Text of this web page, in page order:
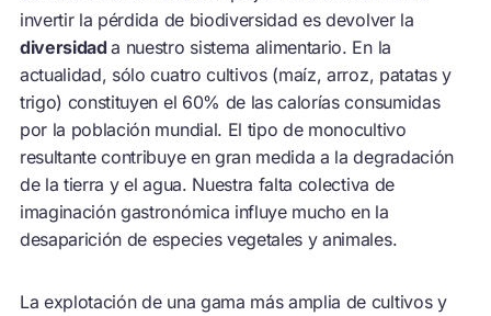
invertir la pérdida de biodiversidad es devolver la
diversidada nuestro sistema alimentario. En la
actualidad, sólo cuatro cultivos (maíz, arroz, patatas y
trigo) constituyen el 60% de las calorías consumidas
por la población mundial. El tipo de monocultivo
resultante contribuye en gran medida a la degradación
de la tierra y el agua. Nuestra falta colectiva de
imaginación gastronómica influye mucho en la
desaparición de especies vegetales y animales.
La explotación de una gama más amplia de cultivos y